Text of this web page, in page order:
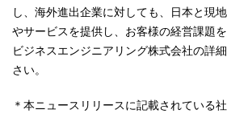
し、海外進出企業に対しても、日本と現
やサービスを提供し、お客様の経営課題を
ビジネスエンジニアリング株式会社の詳
さい。
＊本ニュースリリースに記載されている